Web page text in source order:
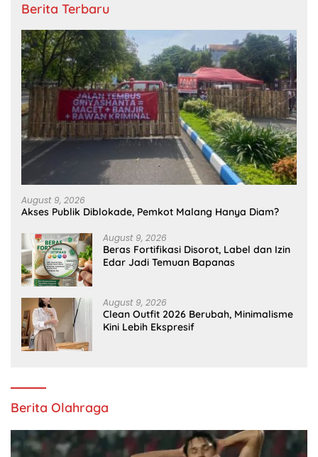
Berita Terbaru
August 9, 2026
Akses Publik Diblokade, Pemkot Malang Hanya Diam?
August 9, 2026
Beras Fortifikasi Disorot, Label dan Izin
Edar Jadi Temuan Bapanas
August 9, 2026
Clean Outfit 2026 Berubah, Minimalisme
Kini Lebih Ekspresif
Berita Olahraga